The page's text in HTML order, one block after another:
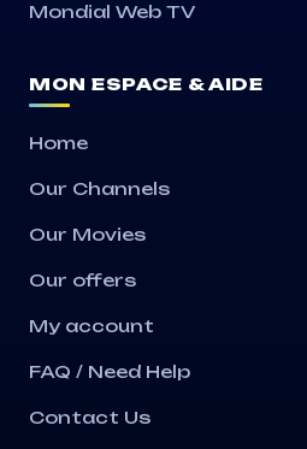
Mondial Web TV
MON ESPACE & AIDE
Home
Our Channels
Our Movies
Our offers
My account
FAQ / Need Help
Contact Us